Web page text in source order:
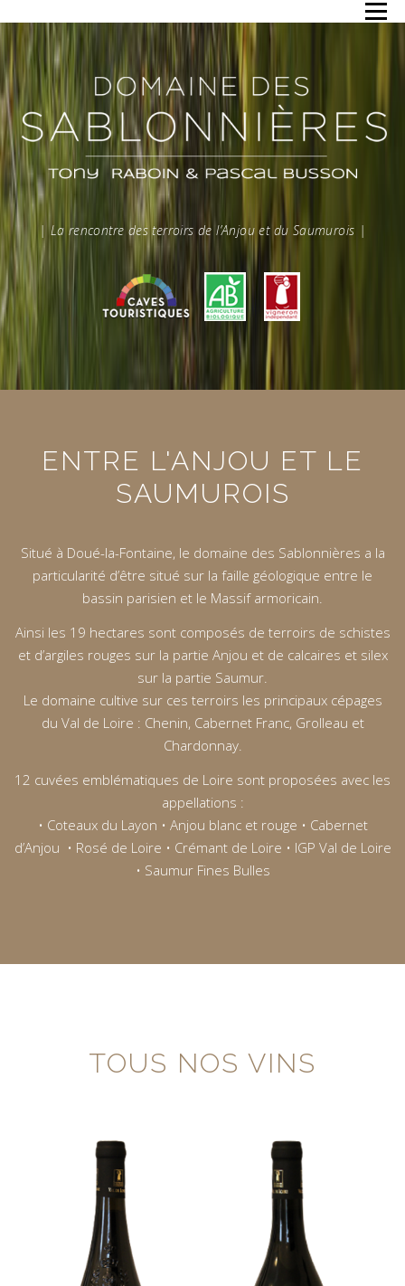
Menu
| La rencontre des terroirs de l’Anjou et du Saumurois |
ENTRE L'ANJOU ET LE
SAUMUROIS
Situé à Doué-la-Fontaine, le domaine des Sablonnières a la
particularité d’être situé sur la faille géologique entre le
bassin parisien et le Massif armoricain.
Ainsi les 19 hectares sont composés de terroirs de schistes
et d’argiles rouges sur la partie Anjou et de calcaires et silex
sur la partie Saumur.
Le domaine cultive sur ces terroirs les principaux cépages
du Val de Loire : Chenin, Cabernet Franc, Grolleau et
Chardonnay.
12 cuvées emblématiques de Loire sont proposées avec les
appellations :
• Coteaux du Layon • Anjou blanc et rouge • Cabernet
d’Anjou • Rosé de Loire • Crémant de Loire • IGP Val de Loire
• Saumur Fines Bulles
TOUS NOS VINS